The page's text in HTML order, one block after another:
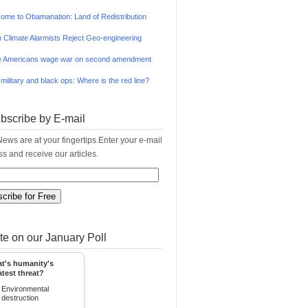
to Obamanation: Land of Redistribution
Climate Alarmists Reject Geo-engineering
Americans wage war on second amendment
and black ops: Where is the red line?
by E-mail
are at your fingertips.Enter your e-mail
and receive our articles.
on our January Poll
humanity's
threat?
Environmental
destruction